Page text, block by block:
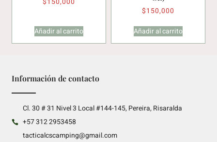
Añadir al carrito
$150,000
Añadir al carrito
Información de contacto
Cl. 30 # 31 Nivel 3 Local #144-145, Pereira, Risaralda
+57 312 2953458
tacticalcscamping@gmail.com